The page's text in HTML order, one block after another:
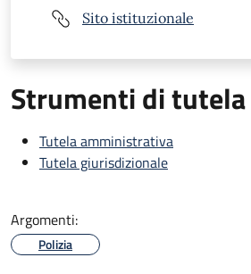
Sito istituzionale
Strumenti di tutela
Tutela amministrativa
Tutela giurisdizionale
Argomenti:
Polizia